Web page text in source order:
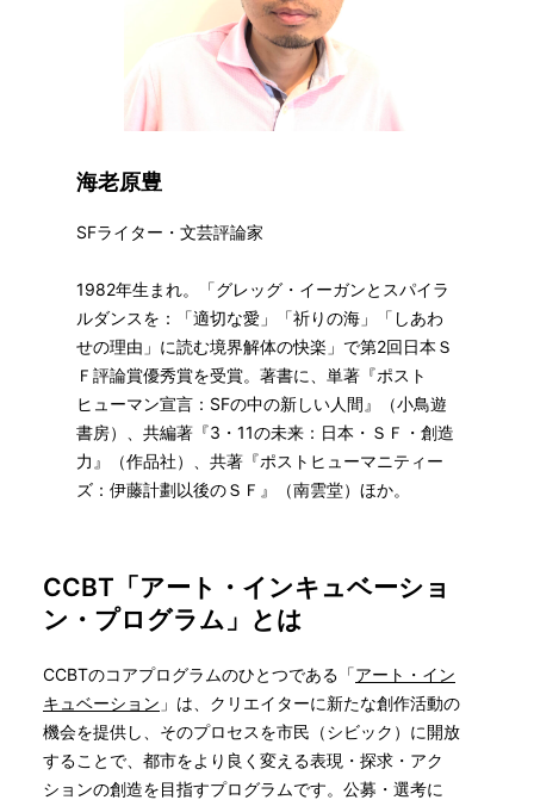
海老原豊
SFライター・文芸評論家
1982年生まれ。「グレッグ・イーガンとスパイラ
ルダンスを：「適切な愛」「祈りの海」「しあわ
せの理由」に読む境界解体の快楽」で第2回日本Ｓ
Ｆ評論賞優秀賞を受賞。著書に、単著『ポスト
ヒューマン宣言：SFの中の新しい人間』（小鳥遊
書房）、共編著『3・11の未来：日本・ＳＦ・創造
力』（作品社）、共著『ポストヒューマニティー
ズ：伊藤計劃以後のＳＦ』（南雲堂）ほか。
CCBT「アート・インキュベーショ
ン・プログラム」とは
CCBTのコアプログラムのひとつである「アート・イン
キュベーション 」は、クリエイターに新たな創作活動の
機会を提供し、そのプロセスを市民（シビック）に開放
することで、都市をより良く変える表現・探求・アク
ションの創造を目指すプログラムです。公募・選考に